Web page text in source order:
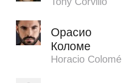
Орасио
Коломе
Horacio Colomé